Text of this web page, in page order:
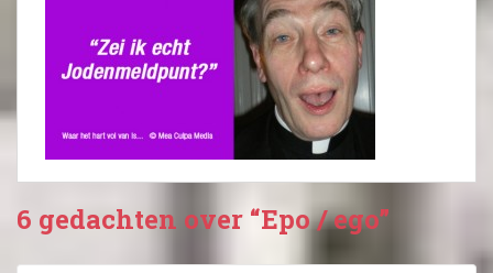
6 gedachten over “Epo / ego”